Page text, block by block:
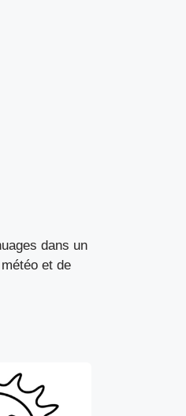
dans un
et de